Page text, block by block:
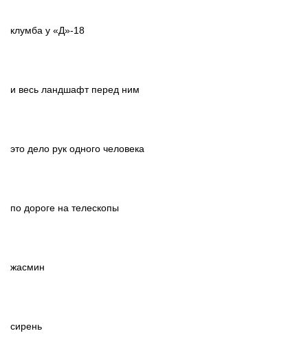
клумба у «Д»-18
и весь ландшафт перед ним
это дело рук одного человека
по дороге на телескопы
жасмин
сирень